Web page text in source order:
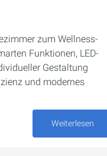
zum Wellness-
Funktionen, LED-
Gestaltung
und modernes
29. September 2025
Weiterlesen